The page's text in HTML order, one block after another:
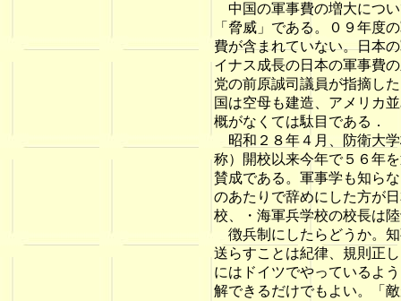
中国の軍事費の増大につ
「脅威」である。０９年度
費が含まれていない。日本
イナス成長の日本の軍事費
党の前原誠司議員が指摘し
国は空母も建造、アメリカ
概がなくては駄目である．
昭和２８年４月、防衛大
称）開校以来今年で５６年
賛成である。軍事学も知ら
のあたりで辞めにした方が
校、・海軍兵学校の校長は
徴兵制にしたらどうか。
送らすことは紀律、規則正
にはドイツでやっているよ
解できるだけでもよい。「